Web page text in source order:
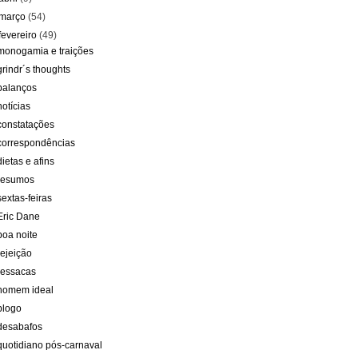
(54)
(49)
e traições
thoughts
e afins
feiras
Dane
noite
ideal
pós-carnaval